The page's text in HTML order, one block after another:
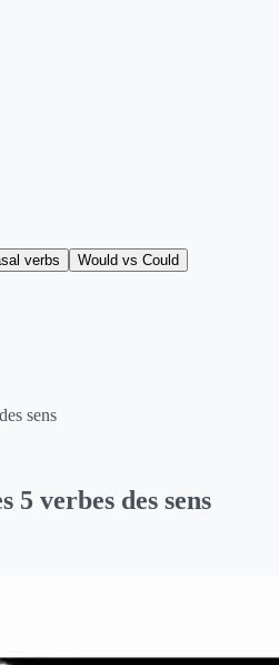
verbs Would vs Could
sens
5 verbes des sens